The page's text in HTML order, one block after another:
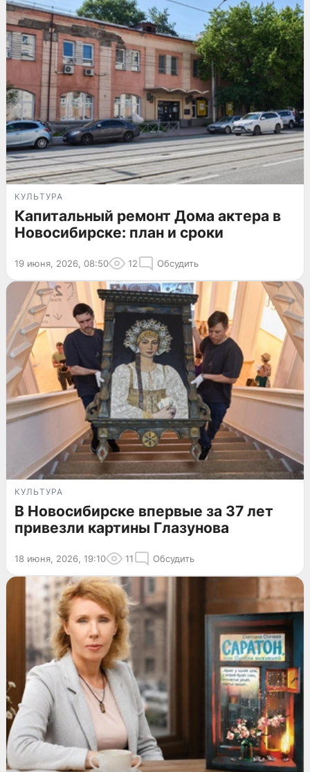
КУЛЬТУРА
Капитальный ремонт Дома актера в
Новосибирске: план и сроки
19 июня, 2026, 08:50 12 Обсудить
КУЛЬТУРА
В Новосибирске впервые за 37 лет
привезли картины Глазунова
18 июня, 2026, 19:10 11 Обсудить